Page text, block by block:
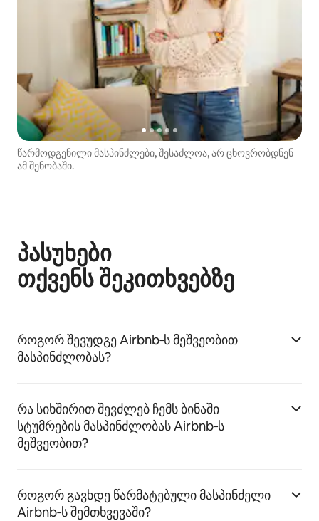
წარმოდგენილი მასპინძლები, შესაძლოა, არ ცხოვრობდნენ
ამ შენობაში.
პასუხები
თქვენს შეკითხვებზე
როგორ შევუდგე Airbnb‑ს მეშვეობით
მასპინძლობას?
რა სიხშირით შევძლებ ჩემს ბინაში
სტუმრების მასპინძლობას Airbnb‑ს
მეშვეობით?
როგორ გავხდე წარმატებული მასპინძელი
Airbnb‑ს შემთხვევაში?